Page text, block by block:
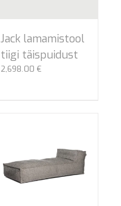
Jack lamamistool
tiigi täispuidust
2,698.00 €